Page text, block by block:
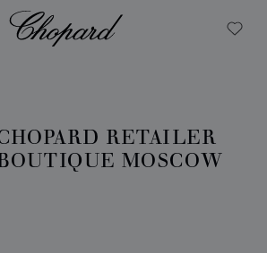
Chopard
My
RETAILER
MOSCOW